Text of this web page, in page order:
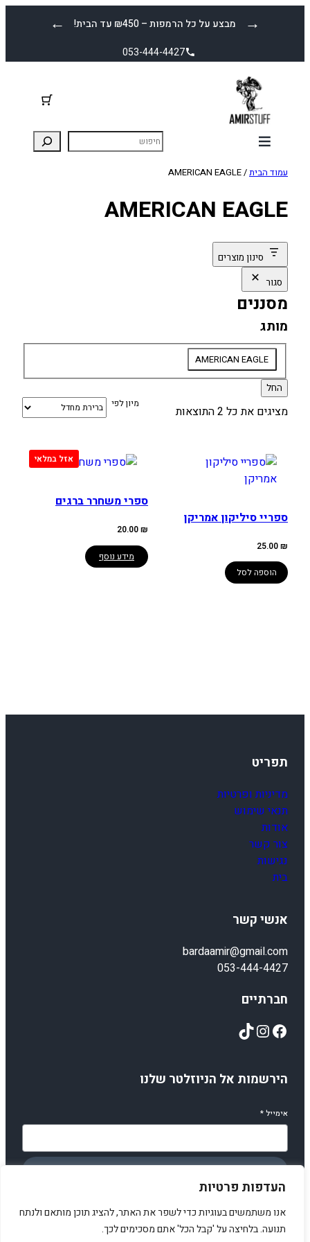
העדפות פרטיות
אנו משתמשים בעוגיות כדי לשפר את האתר, להציג תוכן מותאם ולנתח
תנועה. בלחיצה על 'קבל הכל' אתם מסכימים לכך.
← מבצע על כל הרמפות – ₪450 עד הבית! →
053-444-4427
עמוד הבית/ AMERICAN EAGLE
AMERICAN EAGLE
סינון מוצרים
סגור
מסננים
מותג
מותג
AMERICAN EAGLE
החל
מציגים את כל ⁦2⁩ התוצאות מיון לפי
ספריי סיליקון אמריקן
25.00₪
הוספה לסל
ספרי משחרר ברגים
20.00₪
מידע נוסף
תפריט
מדיניות ופרטיות
תנאי שימוש
אודות
צור קשר
נגישות
בית
אנשי קשר
bardaamir@gmail.com
053-444-4427
חברתיים
Facebook
Instagram
TikTok
הירשמות אל הניוזלטר שלנו
אימייל*